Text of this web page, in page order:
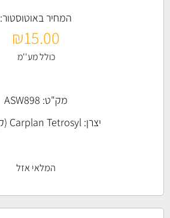
המחיר באוטוסטור:
₪15.00
כולל מע''מ
מק"ט: ASW898
יצרן:Carplan Tetrosyl (קארפלן)
המלאי אזל